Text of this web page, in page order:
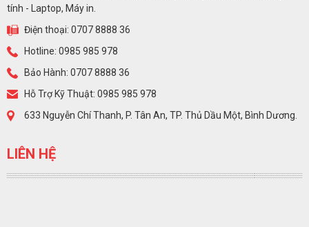
tính - Laptop, Máy in.
Điện thoại: 0707 8888 36
Hotline: 0985 985 978
Bảo Hành: 0707 8888 36
Hỗ Trợ Kỹ Thuật: 0985 985 978
633 Nguyễn Chí Thanh, P. Tân An, TP. Thủ Dầu Một, Bình Dương.
LIÊN HỆ